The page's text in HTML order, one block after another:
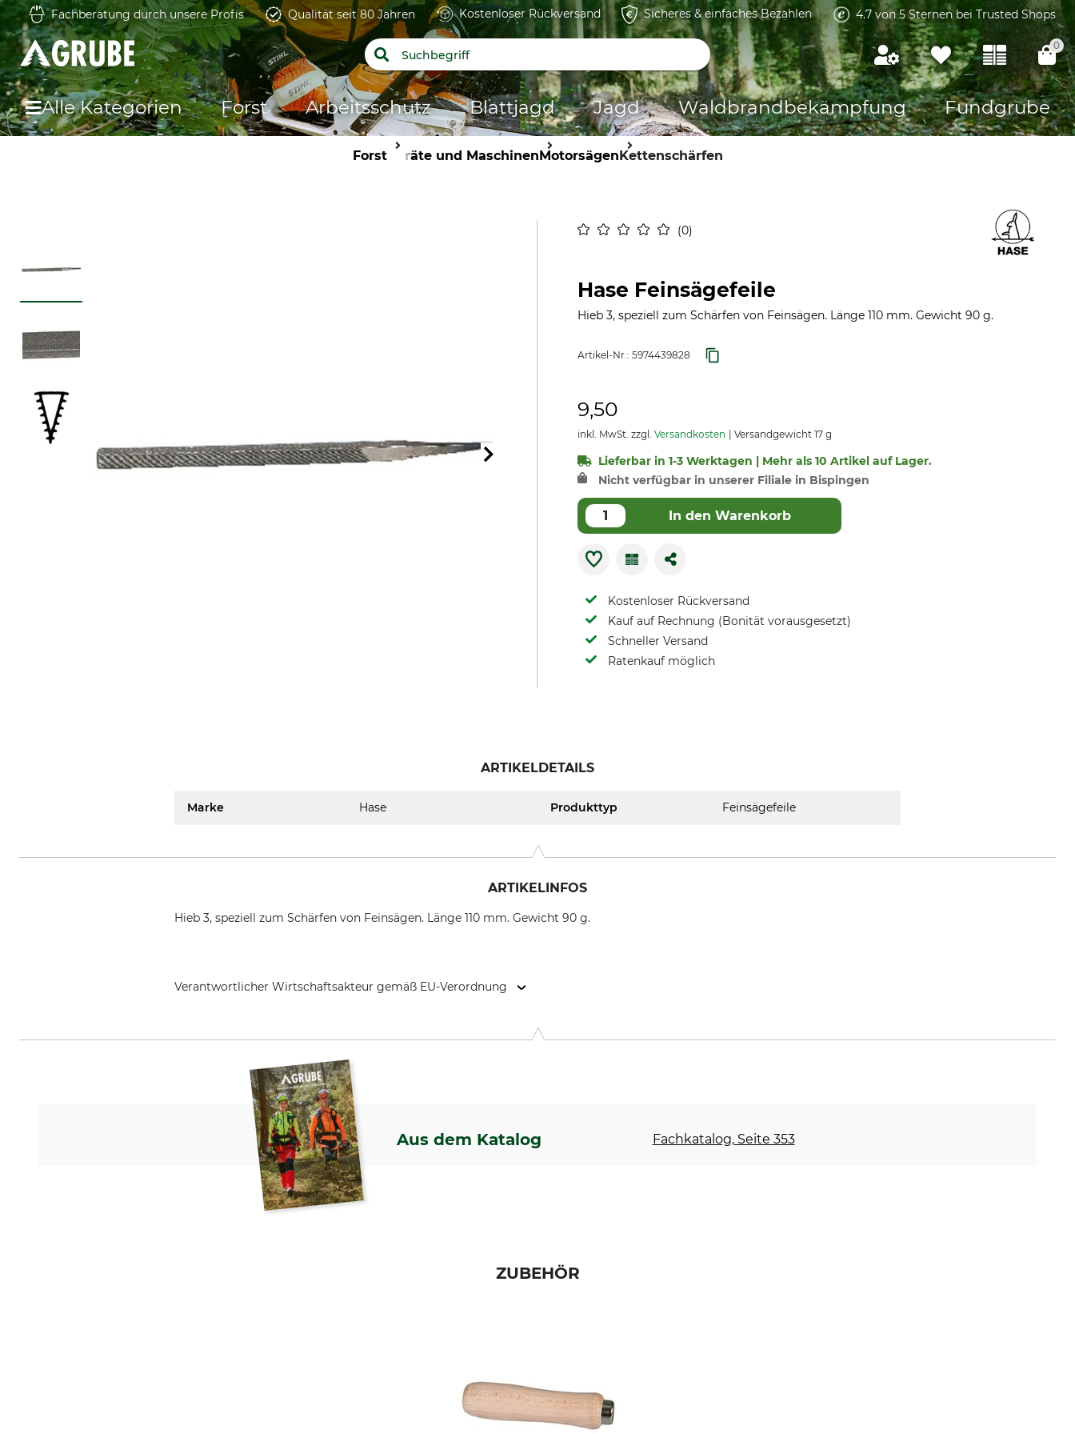
Fachberatung durch unsere Profis Qualität seit 80 Jahren Kostenloser Rückversand Sicheres & einfaches Bezahlen 4.7 von 5 Sternen bei Trusted Shops
0
Alle Kategorien Forst Arbeitsschutz Blattjagd Jagd Waldbrandbekämpfung Fundgrube
ForstGeräte und MaschinenMotorsägenKettenschärfen
0
Hase Feinsägefeile
Hieb 3, speziell zum Schärfen von Feinsägen. Länge 110 mm. Gewicht 90 g.
Artikel-Nr.: 5974439828
9,50
inkl. MwSt. zzgl. Versandkosten Versandgewicht 17 g
Lieferbar in 1-3 Werktagen | Mehr als 10 Artikel auf Lager.
Nicht verfügbar in unserer Filiale in Bispingen
In den Warenkorb
Kostenloser Rückversand
Kauf auf Rechnung (Bonität vorausgesetzt)
Schneller Versand
Ratenkauf möglich
ARTIKELDETAILS
Marke Hase Produkttyp Feinsägefeile
ARTIKELINFOS
Hieb 3, speziell zum Schärfen von Feinsägen. Länge 110 mm. Gewicht 90 g.
Verantwortlicher Wirtschaftsakteur gemäß EU-Verordnung
Aus dem Katalog Fachkatalog, Seite 353
ZUBEHÖR